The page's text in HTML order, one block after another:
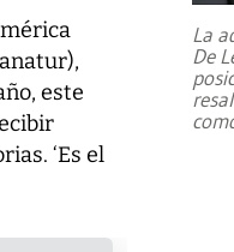
este
‘Es el
La
De